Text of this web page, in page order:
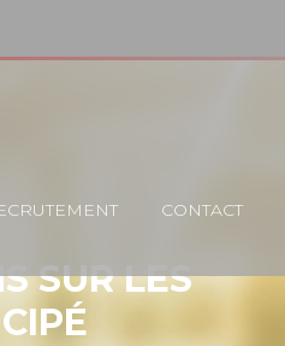
CONTACT
SUR LES